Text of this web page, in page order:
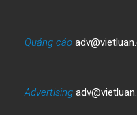
Quảng cáo
Advertising